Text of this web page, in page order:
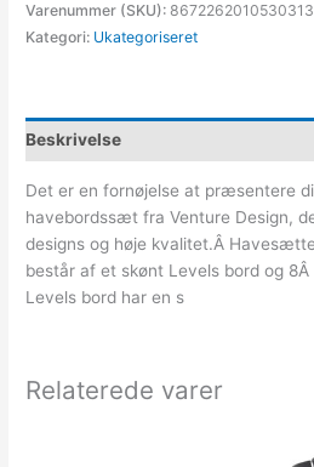
Varenummer (SKU):
Kategori: Ukategoriseret
Beskrivelse
Det er en fornøjelse at præsentere
havebordssæt fra Venture Design,
designs og høje kvalitet.Â
består af et skønt Levels bord og
Levels bord har en s
Relaterede varer